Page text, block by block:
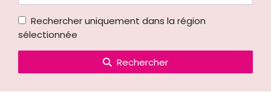
Rechercher uniquement dans la région
sélectionnée
Rechercher